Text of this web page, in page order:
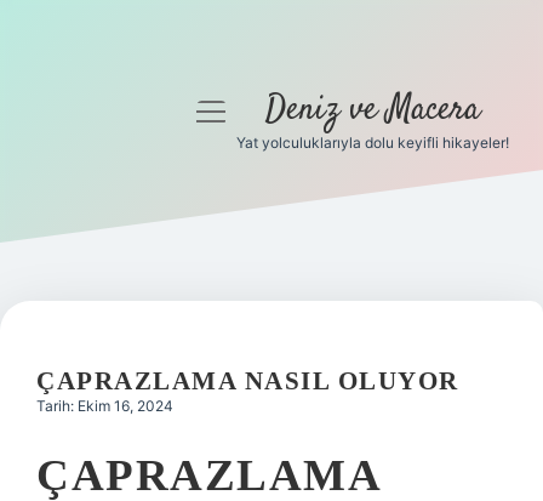
Gizlilik Politikası
Yasal Uyarı
menüyüDeniz ve Macera
Yat yolculuklarıyla dolu keyifli hikayeler!
ÇAPRAZLAMA NASIL OLUYOR
Tarih: Ekim 16, 2024
ÇAPRAZLAMA